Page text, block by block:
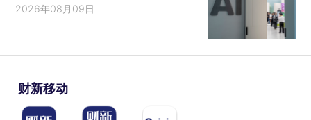
2026年08月09日
财新移动